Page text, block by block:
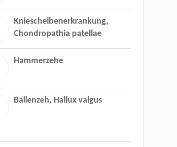
Kniescheibenerkrankung,
Chondropathia patellae
Hammerzehe
Ballenzeh, Hallux valgus